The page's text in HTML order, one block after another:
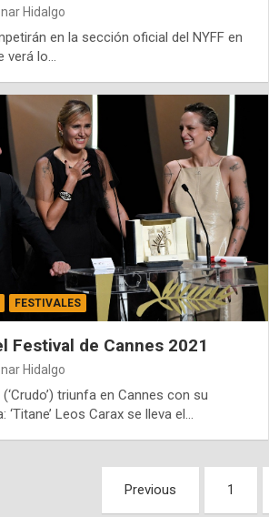
Hidalgo
en la sección oficial del NYFF en
verá lo…
FESTIVALES
Festival de Cannes 2021
Hidalgo
triunfa en Cannes con su
‘Titane’ Leos Carax se lleva el…
Previous 1